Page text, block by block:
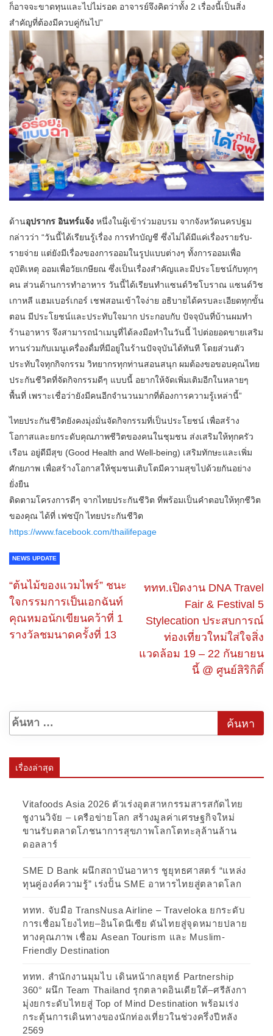
ก็อาจจะขาดทุนและไปไม่รอด อาจารย์จึงคิดว่าทั้ง 2 เรื่องนี้เป็นสิ่ง
สำคัญที่ต้องมีควบคู่กันไป”
ด้านอุปรากร อินทร์แจ้ง หนึ่งในผู้เข้าร่วมอบรม จากจังหวัดนครปฐม
กล่าวว่า “วันนี้ได้เรียนรู้เรื่อง การทำบัญชี ซึ่งไม่ได้มีแค่เรื่องรายรับ-
รายจ่าย แต่ยังมีเรื่องของการออมในรูปแบบต่างๆ ทั้งการออมเพื่อ
อุบัติเหตุ ออมเพื่อวัยเกษียณ ซึ่งเป็นเรื่องสำคัญและมีประโยชน์กับทุกๆ
คน ส่วนด้านการทำอาหาร วันนี้ได้เรียนทำแซนด์วิชโบราณ แซนด์วิช
เกาหลี แฮมเบอร์เกอร์ เชฟสอนเข้าใจง่าย อธิบายได้ครบละเอียดทุกขั้น
ตอน มีประโยชน์และประทับใจมาก ประกอบกับ ปัจจุบันที่บ้านผมทำ
ร้านอาหาร จึงสามารถนำเมนูที่ได้ลงมือทำในวันนี้ ไปต่อยอดขายเสริม
ทานร่วมกับเมนูเครื่องดื่มที่มีอยู่ในร้านปัจจุบันได้ทันที โดยส่วนตัว
ประทับใจทุกกิจกรรม วิทยากรทุกท่านสอนสนุก ผมต้องขอขอบคุณไทย
ประกันชีวิตที่จัดกิจกรรมดีๆ แบบนี้ อยากให้จัดเพิ่มเติมอีกในหลายๆ
พื้นที่ เพราะเชื่อว่ายังมีคนอีกจำนวนมากที่ต้องการความรู้เหล่านี้”
ไทยประกันชีวิตยังคงมุ่งมั่นจัดกิจกรรมที่เป็นประโยชน์ เพื่อสร้าง
โอกาสและยกระดับคุณภาพชีวิตของคนในชุมชน ส่งเสริมให้ทุกครัว
เรือน อยู่ดีมีสุข (Good Health and Well-being) เสริมทักษะและเพิ่ม
ศักยภาพ เพื่อสร้างโอกาสให้ชุมชนเติบโตมีความสุขไปด้วยกันอย่าง
ยั่งยืน
ติดตามโครงการดีๆ จากไทยประกันชีวิต ที่พร้อมเป็นคำตอบให้ทุกชีวิต
ของคุณ ได้ที่ เฟซบุ๊ก ไทยประกันชีวิต
https://www.facebook.com/thailifepage
NEWS UPDATE
“ต้นไม้ของแวมไพร์” ชนะ
ใจกรรมการเป็นเอกฉันท์
คุณหมอนักเขียนคว้าที่ 1
รางวัลชมนาดครั้งที่ 13
ททท.เปิดงาน DNA Travel
Fair & Festival 5
Stylecation ประสบการณ์
ท่องเที่ยวใหม่ใส่ใจสิ่ง
แวดล้อม 19 – 22 กันยายน
นี้ @ ศูนย์สิริกิติ์
เรื่องล่าสุด
Vitafoods Asia 2026 ตัวเร่งอุตสาหกรรมสารสกัดไทย
ชูงานวิจัย – เครือข่ายโลก สร้างมูลค่าเศรษฐกิจใหม่
ขานรับตลาดโภชนาการสุขภาพโลกโตทะลุล้านล้าน
ดอลลาร์
SME D Bank ผนึกสถาบันอาหาร ชูยุทธศาสตร์ “แหล่ง
ทุนคู่องค์ความรู้” เร่งปั้น SME อาหารไทยสู่ตลาดโลก
ททท. จับมือ TransNusa Airline – Traveloka ยกระดับ
การเชื่อมโยงไทย–อินโดนีเซีย ดันไทยสู่จุดหมายปลาย
ทางคุณภาพ เชื่อม Asean Tourism และ Muslim-
Friendly Destination
ททท. สำนักงานมุมไบ เดินหน้ากลยุทธ์ Partnership
360° ผนึก Team Thailand รุกตลาดอินเดียใต้–ศรีลังกา
มุ่งยกระดับไทยสู่ Top of Mind Destination พร้อมเร่ง
กระตุ้นการเดินทางของนักท่องเที่ยวในช่วงครึ่งปีหลัง
2569